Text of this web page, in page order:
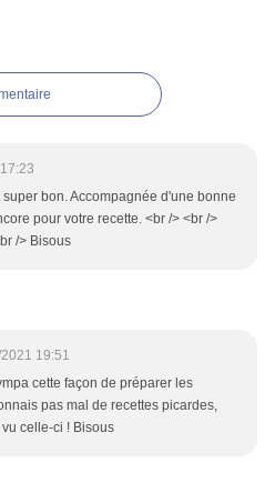
bon. Accompagnée d'une bonne
pour votre recette. <br /> <br />
/> Bisous
19:51
cette façon de préparer les
pas mal de recettes picardes,
celle-ci ! Bisous